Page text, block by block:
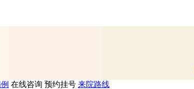
在线咨询 预约挂号 来院路线